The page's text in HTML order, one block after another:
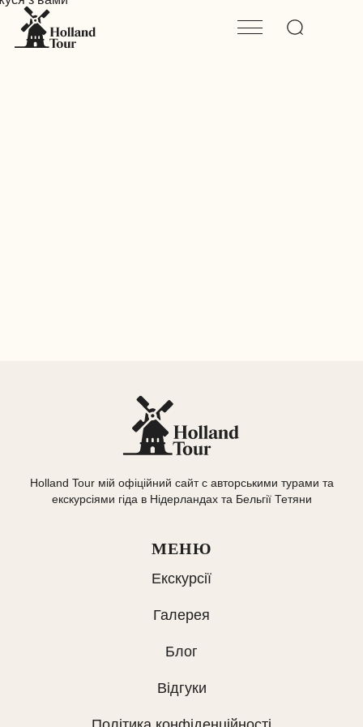
Holland Tour мій офіційний сайт с авторськими турами та
екскурсіями гіда в Нідерландах та Бельгії Тетяни
МЕНЮ
Екскурсії
Галерея
Блог
Відгуки